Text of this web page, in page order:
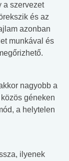
a szervezet
és az
azonban
munkával és
nagyobb a
géneken
a helytelen
ilyenek